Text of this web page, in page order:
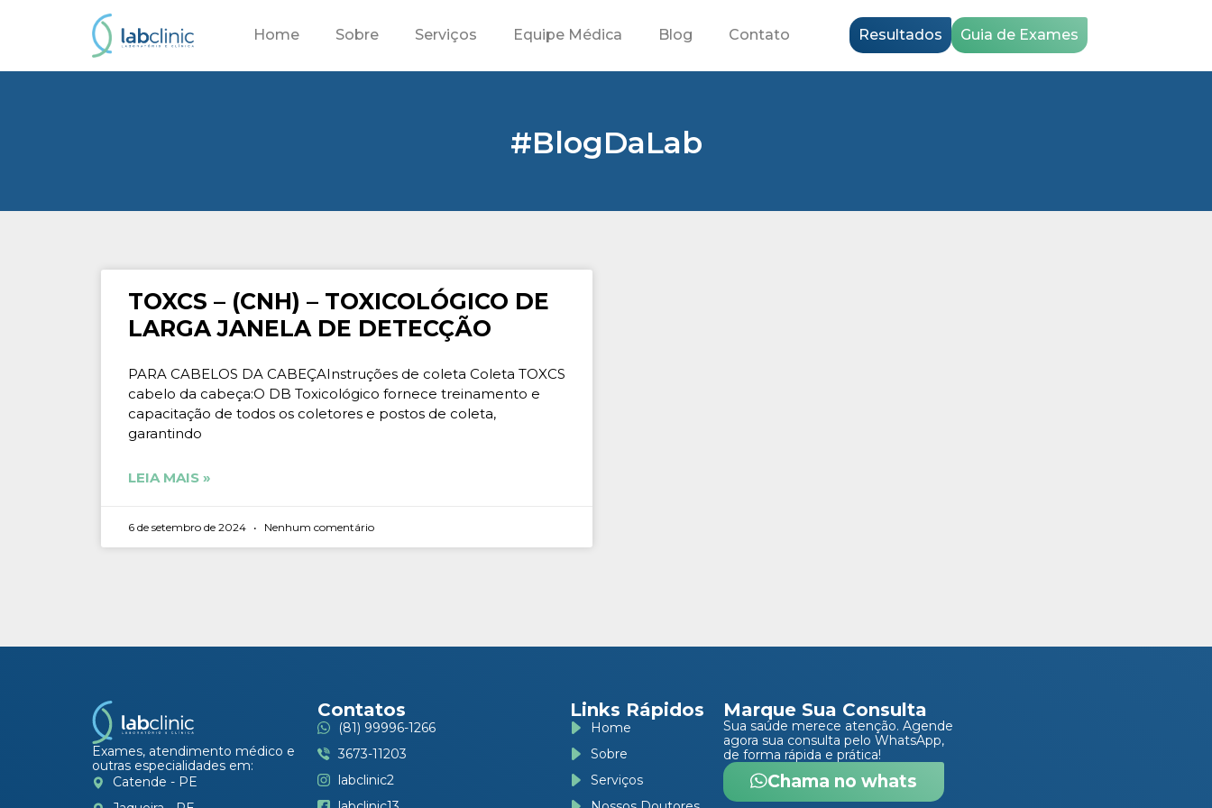
Home Sobre Serviços Equipe Médica Blog Contato Resultados Guia de Exames
#BlogDaLab
TOXCS – (CNH) – TOXICOLÓGICO DE
LARGA JANELA DE DETECÇÃO
PARA CABELOS DA CABEÇAInstruções de coleta Coleta TOXCS
cabelo da cabeça:O DB Toxicológico fornece treinamento e
capacitação de todos os coletores e postos de coleta,
garantindo
LEIA MAIS »
6 de setembro de 2024 Nenhum comentário
Exames, atendimento médico e
outras especialidades em:
Catende - PE
Contatos
(81) 99996-1266
3673-11203
labclinic2
Links Rápidos
Home
Sobre
Serviços
Marque Sua Consulta
Sua saúde merece atenção. Agende
agora sua consulta pelo WhatsApp,
de forma rápida e prática!
Chama no whats